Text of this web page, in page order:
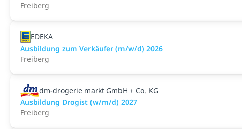
Freiberg
EDEKA
Ausbildung zum Verkäufer (m/w/d) 2026
Freiberg
dm-drogerie markt GmbH + Co. KG
Ausbildung Drogist (w/m/d) 2027
Freiberg